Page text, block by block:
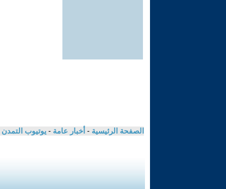
الصفحة الرئيسية - أخبار عامة - يوتيوب التمدن